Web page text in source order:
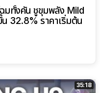
มทั้งคัน ชูขุมพลัง Mild
32.8% ราคาเริ่มต้น
35:18